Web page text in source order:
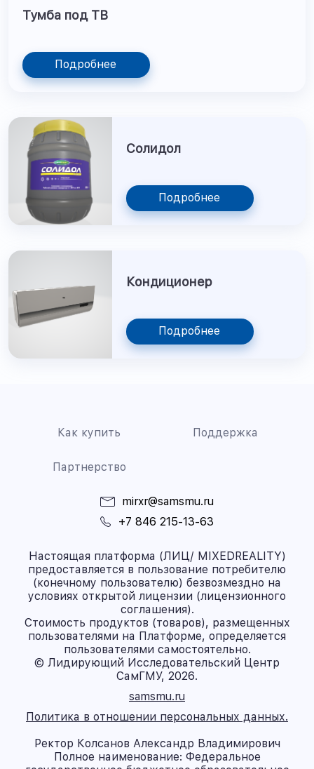
Тумба под ТВ
Подробнее
Солидол
Подробнее
Кондиционер
Подробнее
Как купить Поддержка
Партнерство
mirxr@samsmu.ru
+7 846 215-13-63
Настоящая платформа (ЛИЦ/ MIXEDREALITY)
предоставляется в пользование потребителю
(конечному пользователю) безвозмездно на
условиях открытой лицензии (лицензионного
соглашения).
Стоимость продуктов (товаров), размещенных
пользователями на Платформе, определяется
пользователями самостоятельно.
© Лидирующий Исследовательский Центр
СамГМУ, 2026.
samsmu.ru
Политика в отношении персональных данных.
Ректор Колсанов Александр Владимирович
Полное наименование: Федеральное